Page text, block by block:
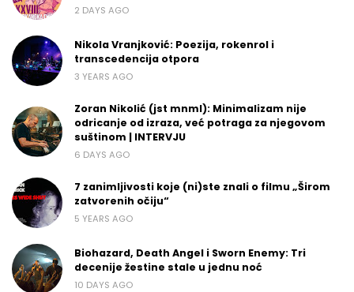
2 DAYS AGO
Nikola Vranjković: Poezija, rokenrol i
transcedencija otpora
3 YEARS AGO
Zoran Nikolić (jst mnml): Minimalizam nije
odricanje od izraza, već potraga za njegovom
suštinom | INTERVJU
6 DAYS AGO
7 zanimljivosti koje (ni)ste znali o filmu „Širom
zatvorenih očiju“
5 YEARS AGO
Biohazard, Death Angel i Sworn Enemy: Tri
decenije žestine stale u jednu noć
10 DAYS AGO